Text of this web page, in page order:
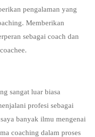
pengalaman yang
Memberikan
sebagai coach dan
sangat luar biasa
profesi sebagai
banyak ilmu mengenai
coaching dalam proses